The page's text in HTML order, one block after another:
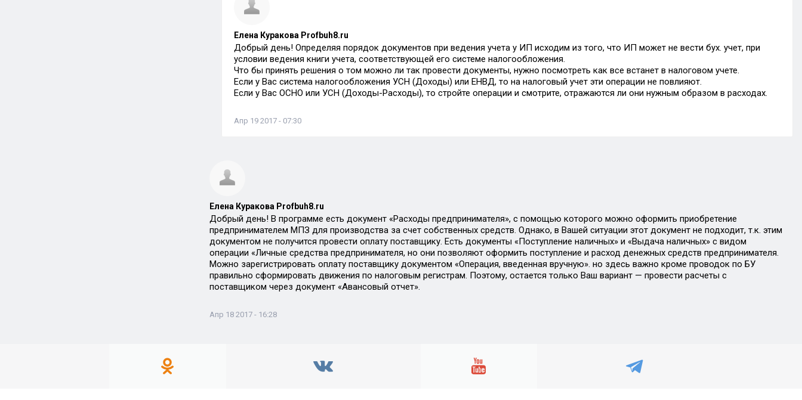
Елена Куракова Profbuh8.ru
Добрый день! Определяя порядок документов при ведения учета у ИП исходим из того, что ИП может не вести бух. учет, при
условии ведения книги учета, соответствующей его системе налогообложения.
Что бы принять решения о том можно ли так провести документы, нужно посмотреть как все встанет в налоговом учете.
Если у Вас система налогообложения УСН (Доходы) или ЕНВД, то на налоговый учет эти операции не повлияют.
Если у Вас ОСНО или УСН (Доходы-Расходы), то стройте операции и смотрите, отражаются ли они нужным образом в расходах.
Апр 19 2017 - 07:30
Елена Куракова Profbuh8.ru
Добрый день! В программе есть документ «Расходы предпринимателя», с помощью которого можно оформить приобретение
предпринимателем МПЗ для производства за счет собственных средств. Однако, в Вашей ситуации этот документ не подходит, т.к. этим
документом не получится провести оплату поставщику. Есть документы «Поступление наличных» и «Выдача наличных» с видом
операции «Личные средства предпринимателя, но они позволяют оформить поступление и расход денежных средств предпринимателя.
Можно зарегистрировать оплату поставщику документом «Операция, введенная вручную». но здесь важно кроме проводок по БУ
правильно сформировать движения по налоговым регистрам. Поэтому, остается только Ваш вариант — провести расчеты с
поставщиком через документ «Авансовый отчет».
Апр 18 2017 - 16:28